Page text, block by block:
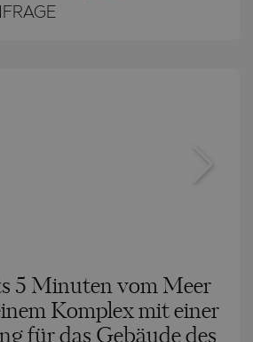
5 Minuten vom Meer
Komplex mit einer
für das Gebäude des